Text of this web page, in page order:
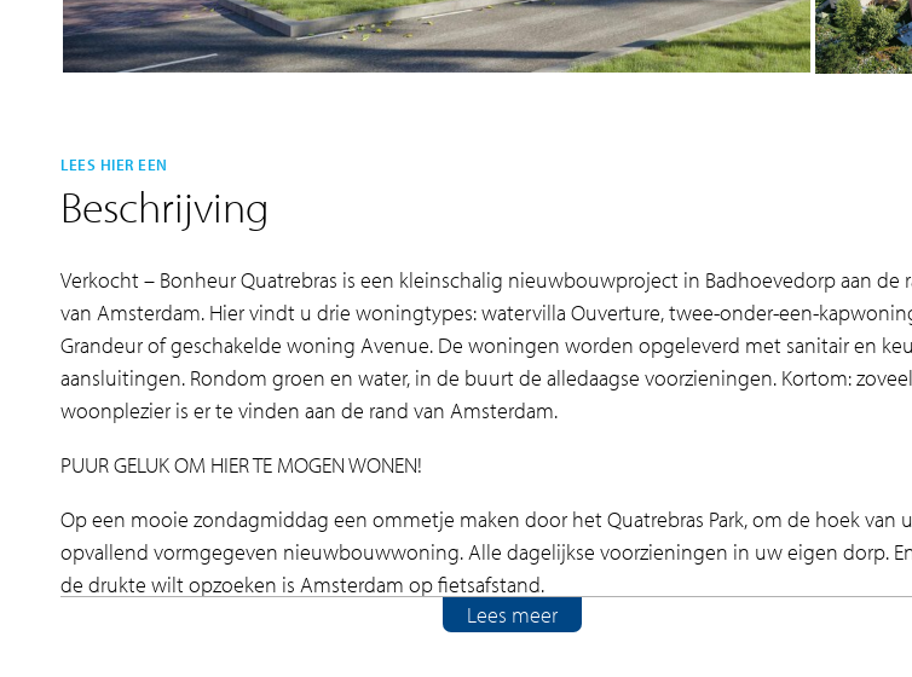
LEES HIER EEN
Beschrijving
Verkocht – Bonheur Quatrebras is een kleinschalig nieuwbouwproject in Badhoevedorp aan de
van Amsterdam. Hier vindt u drie woningtypes: watervilla Ouverture, twee-onder-een-
Grandeur of geschakelde woning Avenue. De woningen worden opgeleverd met sanitair en
aansluitingen. Rondom groen en water, in de buurt de alledaagse voorzieningen. Kortom: zoveel
woonplezier is er te vinden aan de rand van Amsterdam.
PUUR GELUK OM HIER TE MOGEN WONEN!
Op een mooie zondagmiddag een ommetje maken door het Quatrebras Park, om de hoek van
opvallend vormgegeven nieuwbouwwoning. Alle dagelijkse voorzieningen in uw eigen dorp.
de drukte wilt opzoeken is Amsterdam op fietsafstand.
Zeg nu zelf, dan mág je ‘Bonheur’ heten als kleinschalig nieuwbouwproject. Wat een geluk om
Lees meer